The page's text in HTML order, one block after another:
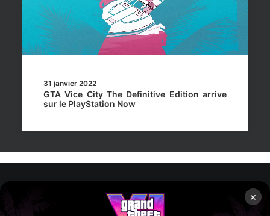
×
31 janvier 2022
GTA Vice City The Definitive Edition arrive
sur le PlayStation Now
Rockstar Mag’, Copyright © 2013-2026 – Tous droits réservés –